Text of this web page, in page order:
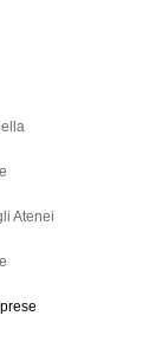
Atenei